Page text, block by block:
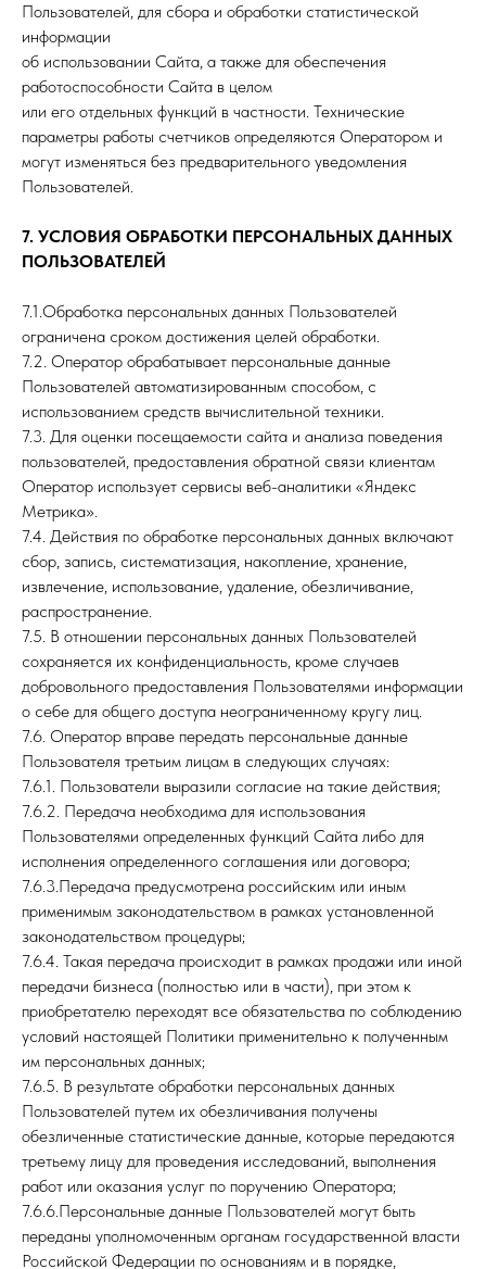
Пользователей, для сбора и обработки статистической
информации
об использовании Сайта, а также для обеспечения
работоспособности Сайта в целом
или его отдельных функций в частности. Технические
параметры работы счетчиков определяются Оператором и
могут изменяться без предварительного уведомления
Пользователей.
7. УСЛОВИЯ ОБРАБОТКИ ПЕРСОНАЛЬНЫХ ДАННЫХ
ПОЛЬЗОВАТЕЛЕЙ
7.1.Обработка персональных данных Пользователей
ограничена сроком достижения целей обработки.
7.2. Оператор обрабатывает персональные данные
Пользователей автоматизированным способом, с
использованием средств вычислительной техники.
7.3. Для оценки посещаемости сайта и анализа поведения
пользователей, предоставления обратной связи клиентам
Оператор использует сервисы веб-аналитики «Яндекс
Метрика».
7.4. Действия по обработке персональных данных включают
сбор, запись, систематизация, накопление, хранение,
извлечение, использование, удаление, обезличивание,
распространение.
7.5. В отношении персональных данных Пользователей
сохраняется их конфиденциальность, кроме случаев
добровольного предоставления Пользователями информации
о себе для общего доступа неограниченному кругу лиц.
7.6. Оператор вправе передать персональные данные
Пользователя третьим лицам в следующих случаях:
7.6.1. Пользователи выразили согласие на такие действия;
7.6.2. Передача необходима для использования
Пользователями определенных функций Сайта либо для
исполнения определенного соглашения или договора;
7.6.3.Передача предусмотрена российским или иным
применимым законодательством в рамках установленной
законодательством процедуры;
7.6.4. Такая передача происходит в рамках продажи или иной
передачи бизнеса (полностью или в части), при этом к
приобретателю переходят все обязательства по соблюдению
условий настоящей Политики применительно к полученным
им персональных данных;
7.6.5. В результате обработки персональных данных
Пользователей путем их обезличивания получены
обезличенные статистические данные, которые передаются
третьему лицу для проведения исследований, выполнения
работ или оказания услуг по поручению Оператора;
7.6.6.Персональные данные Пользователей могут быть
переданы уполномоченным органам государственной власти
Российской Федерации по основаниям и в порядке,